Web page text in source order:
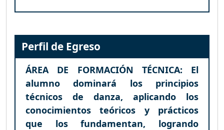
Perfil de Egreso
ÁREA DE FORMACIÓN TÉCNICA: El
alumno dominará los principios
técnicos de danza, aplicando los
conocimientos teóricos y prácticos
que los fundamentan, logrando